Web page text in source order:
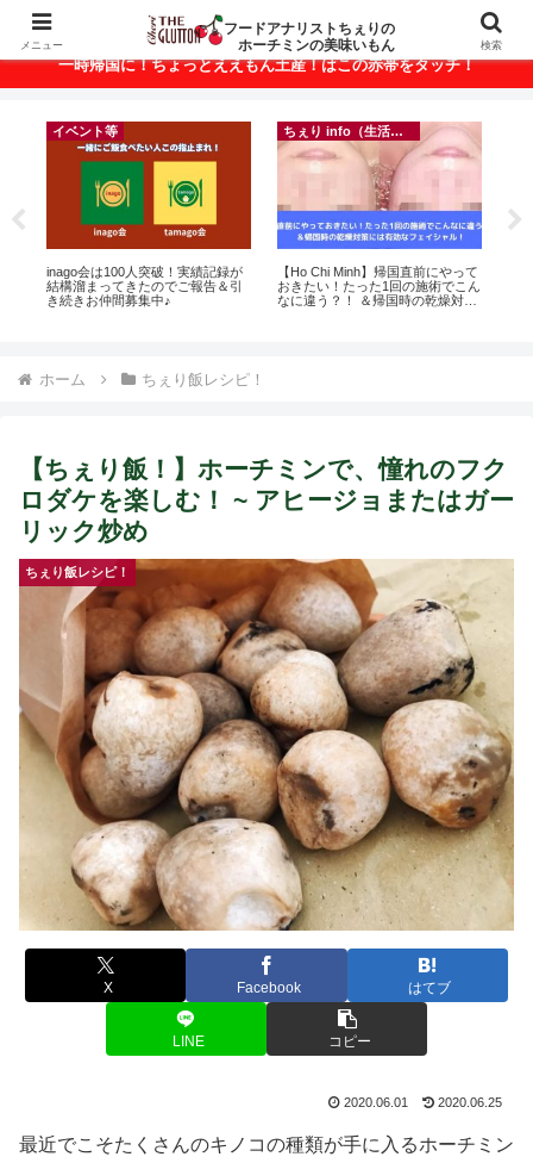
ベトナム・ホーチミンの美味いもんが満載！
一時帰国に！ちょっとええもん土産！はこの赤帯をタッチ！
イベント等
inago会は100人突破！実績記録が
結構溜まってきたのでご報告＆引
き続きお仲間募集中♪
ちぇり info（生活情報）
【Ho Chi Minh】帰国直前にやって
おきたい！たった1回の施術でこん
なに違う？！ ＆帰国時の乾燥対策
ホーム ちぇり飯レシピ！
【ちぇり飯！】ホーチミンで、憧れのフク
ロダケを楽しむ！ ~ アヒージョまたはガー
リック炒め
ちぇり飯レシピ！
X Facebook はてブ
LINE コピー
2020.06.01 2020.06.25
最近でこそたくさんのキノコの種類が手に入るホーチミン
メニュー
フードアナリストちぇりの
ホーチミンの美味いもん
検索